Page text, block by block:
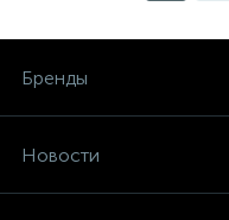
Бренды
Новости